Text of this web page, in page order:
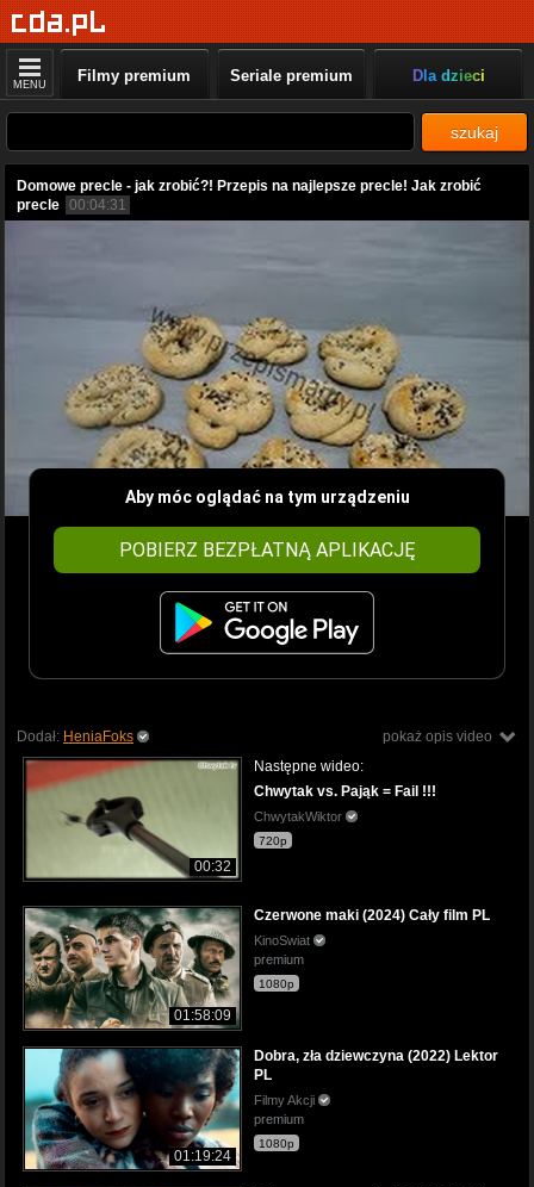
MENU Filmy premium Seriale premium Dla dzieci
szukaj
Domowe precle - jak zrobić?! Przepis na najlepsze precle! Jak zrobić
precle 00:04:31
Aby móc oglądać na tym urządzeniu
POBIERZ BEZPŁATNĄ APLIKACJĘ
pokaż opis video
Dodał: HeniaFoks
00:32
Następne wideo:
Chwytak vs. Pająk = Fail !!!
ChwytakWiktor
720p
01:58:09
Czerwone maki (2024) Cały film PL
KinoSwiat
premium
1080p
01:19:24
Dobra, zła dziewczyna (2022) Lektor
PL
Filmy Akcji
premium
1080p